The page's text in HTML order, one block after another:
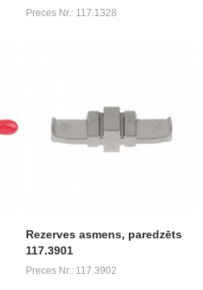
Preces Nr.: 117.1328
Rezerves asmens, paredzēts
117.3901
Preces Nr.: 117.3902